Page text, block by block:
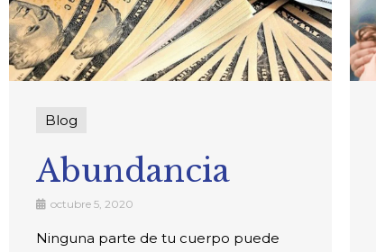
Blog
Abundancia
octubre 5, 2020
Ninguna parte de tu cuerpo puede